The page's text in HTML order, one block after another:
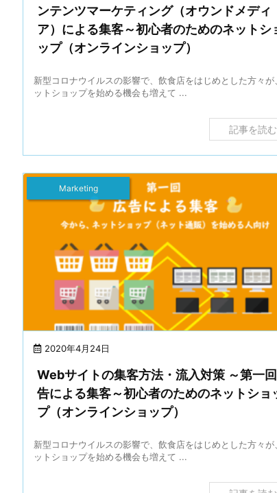
ンテンツマーケティング（オウンドメディ
ア）による集客～初心者のためのネットシ
ップ（オンラインショップ）
新型コロナウイルスの影響で、飲食店をはじめとした方々が
ットショップを始める機会も増えて ...
記事を読む
2020年4月24日
Marketing
Webサイトの集客方法・流入対策 ～第一
告による集客～初心者のためのネットショ
プ（オンラインショップ）
新型コロナウイルスの影響で、飲食店をはじめとした方々が
ットショップを始める機会も増えて ...